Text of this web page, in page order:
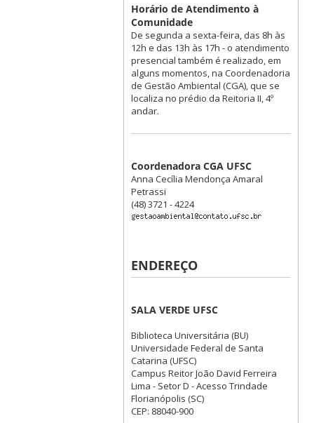
Horário de Atendimento à
Comunidade
De segunda a sexta-feira, das 8h às
12h e das 13h às 17h - o atendimento
presencial também é realizado, em
alguns momentos, na Coordenadoria
de Gestão Ambiental (CGA), que se
localiza no prédio da Reitoria II, 4º
andar.
Coordenadora CGA UFSC
Anna Cecília Mendonça Amaral
Petrassi
(48) 3721 - 4224
ENDEREÇO
SALA VERDE UFSC
Biblioteca Universitária (BU)
Universidade Federal de Santa
Catarina (UFSC)
Campus Reitor João David Ferreira
Lima - Setor D - Acesso Trindade
Florianópolis (SC)
CEP: 88040-900